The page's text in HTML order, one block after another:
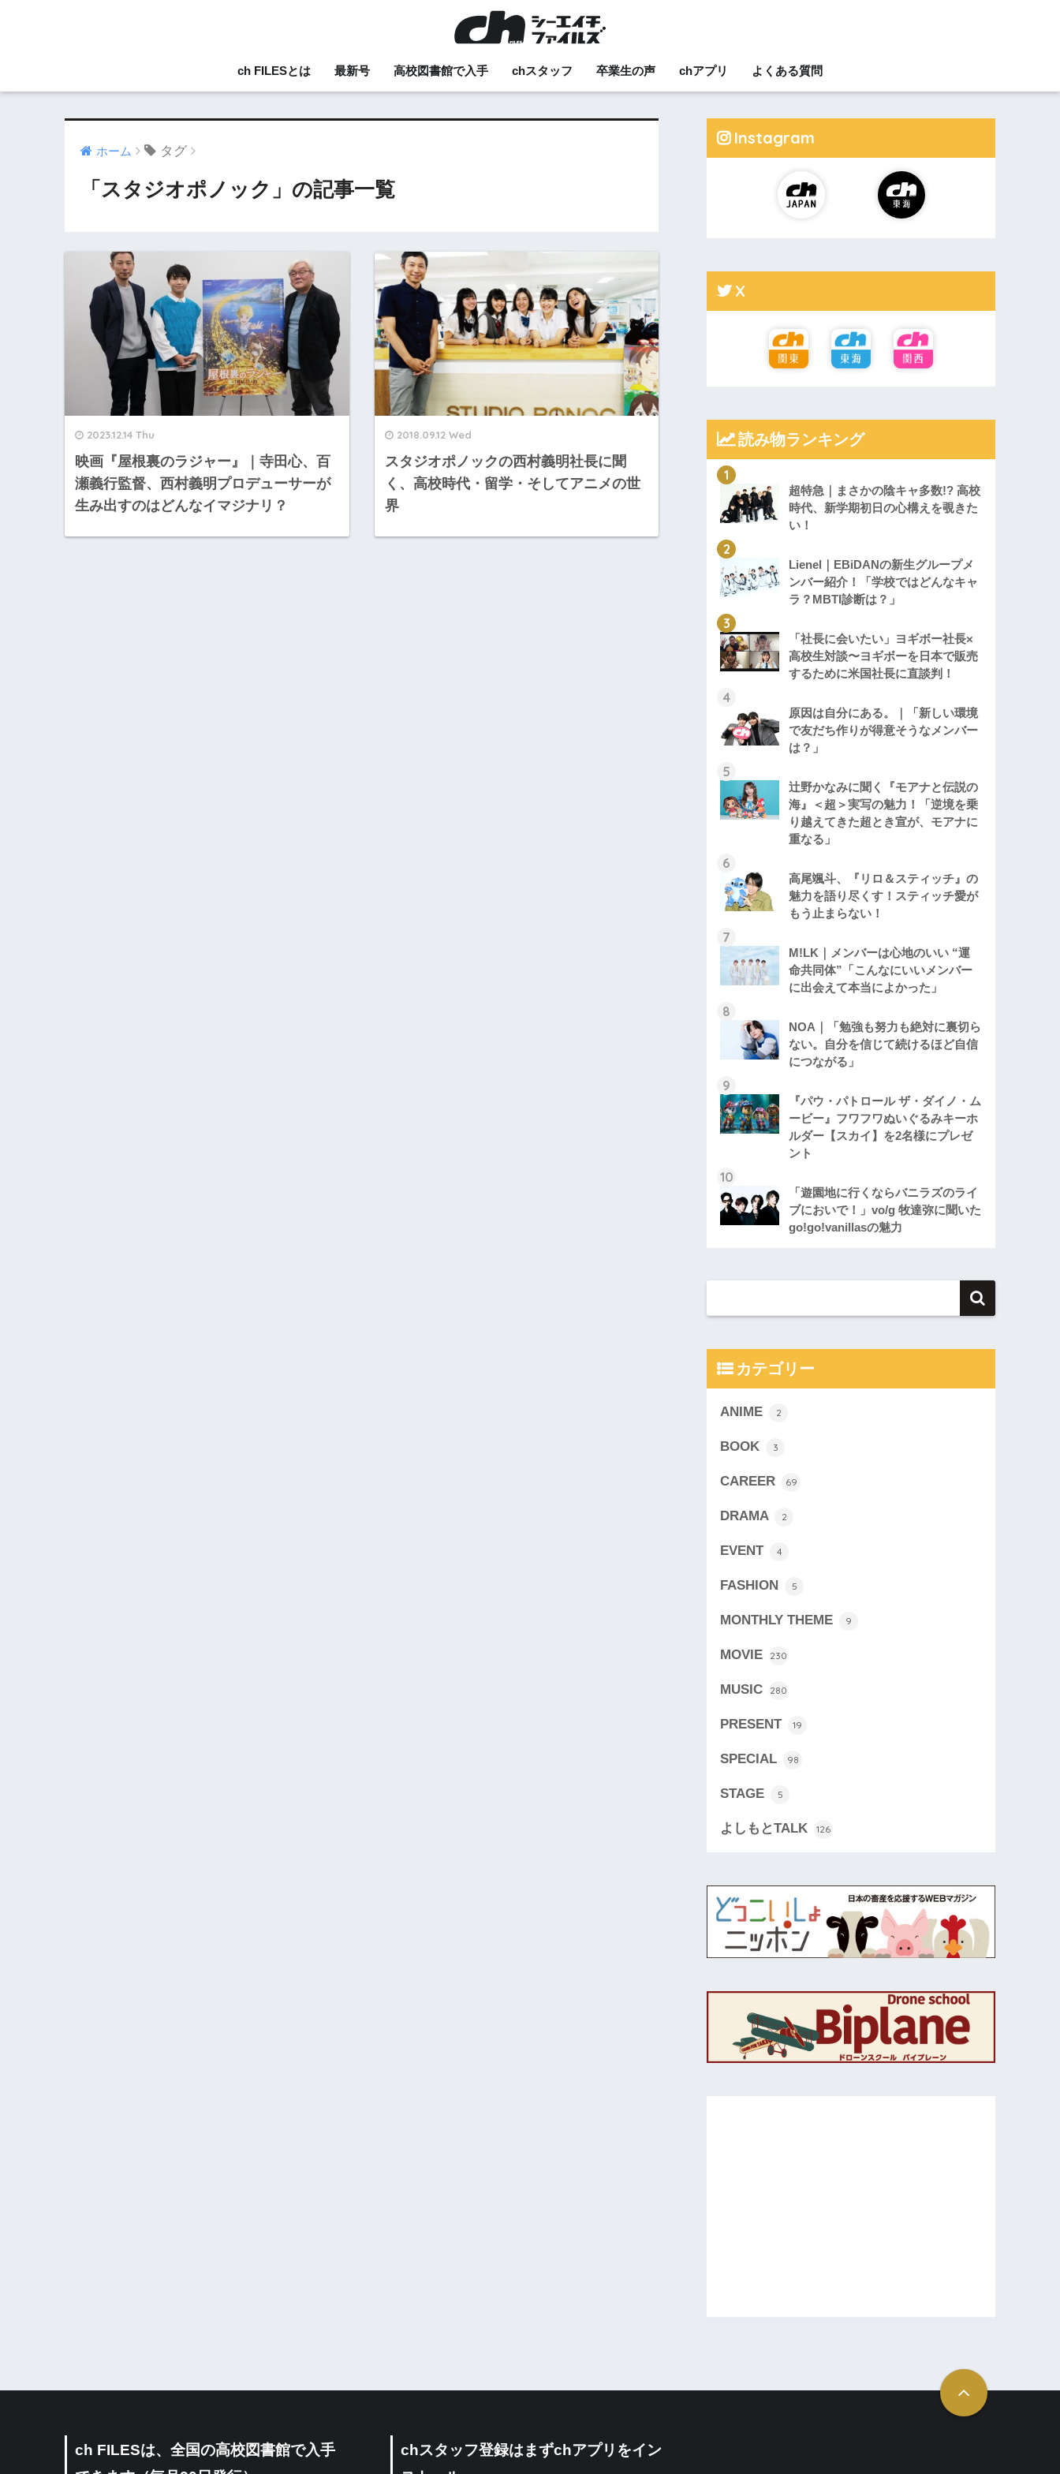
ch FILESとは 最新号 高校図書館で入手 chスタッフ 卒業生の声 chアプリ よくある質問
ホーム タグ
「スタジオポノック」の記事一覧
2023.12.14 Thu
映画『屋根裏のラジャー』｜寺田心、百
瀬義行監督、西村義明プロデューサーが
生み出すのはどんなイマジナリ？
2018.09.12 Wed
スタジオポノックの西村義明社長に聞
く、高校時代・留学・そしてアニメの世
界
Instagram
X
読み物ランキング
超特急｜まさかの陰キャ多数!? 高校
時代、新学期初日の心構えを覗きた
い！
Lienel｜EBiDANの新生グループメ
ンバー紹介！「学校ではどんなキャ
ラ？MBTI診断は？」
「社長に会いたい」ヨギボー社長×
高校生対談〜ヨギボーを日本で販売
するために米国社長に直談判！
原因は自分にある。｜「新しい環境
で友だち作りが得意そうなメンバー
は？」
辻野かなみに聞く『モアナと伝説の
海』＜超＞実写の魅力！「逆境を乗
り越えてきた超とき宣が、モアナに
重なる」
高尾颯斗、『リロ＆スティッチ』の
魅力を語り尽くす！スティッチ愛が
もう止まらない！
M!LK｜メンバーは心地のいい “運
命共同体”「こんなにいいメンバー
に出会えて本当によかった」
NOA｜「勉強も努力も絶対に裏切ら
ない。自分を信じて続けるほど自信
につながる」
『パウ・パトロール ザ・ダイノ・ム
ービー』フワフワぬいぐるみキーホ
ルダー【スカイ】を2名様にプレゼ
ント
「遊園地に行くならバニラズのライ
ブにおいで！」vo/g 牧達弥に聞いた
go!go!vanillasの魅力
カテゴリー
ANIME 2
BOOK 3
CAREER 69
DRAMA 2
EVENT 4
FASHION 5
MONTHLY THEME 9
MOVIE 230
MUSIC 280
PRESENT 19
SPECIAL 98
STAGE 5
よしもとTALK 126
ch FILESは、全国の高校図書館で入手
chスタッフ登録はまずchアプリをイン